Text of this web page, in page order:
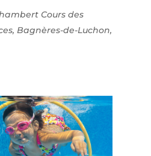
Cours des
Bagnères-de-Luchon,